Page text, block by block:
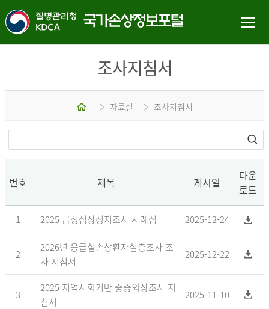
조사지침서
홈 자료실 조사지침서
번호 제목 게시일
다운
로드
1 2025 급성심장정지조사 사례집 2025-12-24
2
2026년 응급실손상환자심층조사 조
사 지침서
2025-12-22
3
2025 지역사회기반 중증외상조사 지
침서
2025-11-10